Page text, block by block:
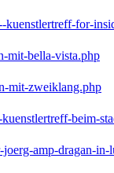
kuenstlertreff-for-
mit-bella-vista.php
mit-zweiklang.php
beim-
amp-dragan-in-